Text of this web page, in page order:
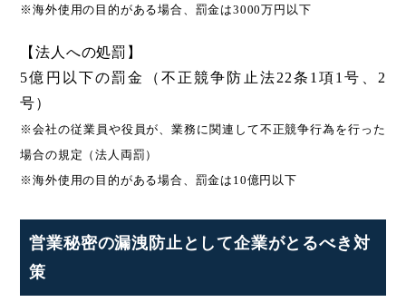
※海外使用の目的がある場合、罰金は3000万円以下
【法人への処罰】
5億円以下の罰金（不正競争防止法22条1項1号、2
号）
※会社の従業員や役員が、業務に関連して不正競争行為を行った
場合の規定（法人両罰）
※海外使用の目的がある場合、罰金は10億円以下
営業秘密の漏洩防止として企業がとるべき対
策